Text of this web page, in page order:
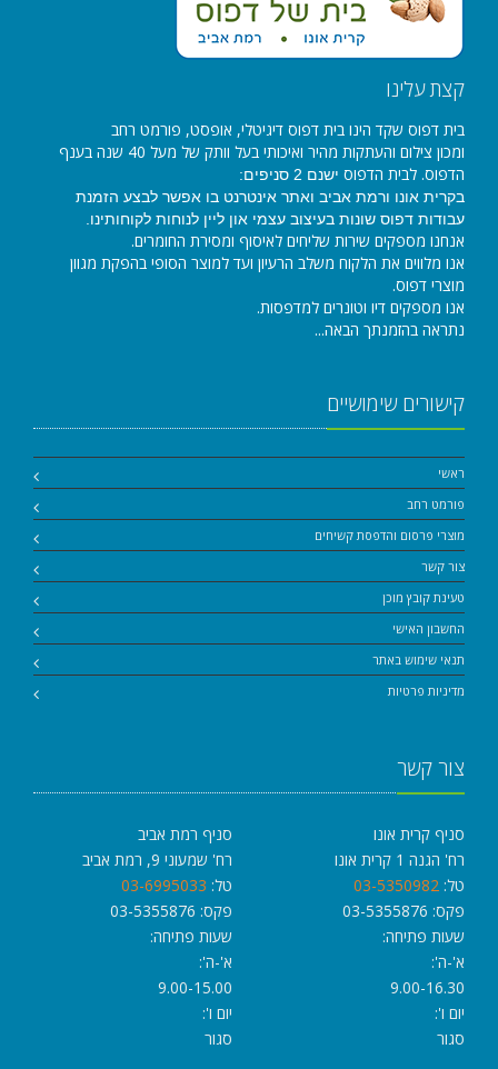
קצת עלינו
בית דפוס שקד הינו בית דפוס דיגיטלי, אופסט, פורמט רחב
ומכון צילום והעתקות מהיר ואיכותי בעל וותק של מעל 40 שנה בענף
הדפוס. לבית הדפוס ישנם 2 סניפים:
בקרית אונו ורמת אביב ואתר אינטרנט בו אפשר לבצע הזמנת
עבודות דפוס שונות בעיצוב עצמי און ליין לנוחות לקוחותינו.
אנחנו מספקים שירות שליחים לאיסוף ומסירת החומרים.
אנו מלווים את הלקוח משלב הרעיון ועד למוצר הסופי בהפקת מגוון
מוצרי דפוס.
אנו מספקים דיו וטונרים למדפסות.
נתראה בהזמנתך הבאה...
קישורים שימושיים
ראשי
פורמט רחב
מוצרי פרסום והדפסת קשיחים
צור קשר
טעינת קובץ מוכן
החשבון האישי
תנאי שימוש באתר
מדיניות פרטיות
צור קשר
סניף קרית אונו
רח' הגנה 1 קרית אונו
טל: 03-5350982
פקס: 03-5355876
שעות פתיחה:
א'-ה':
9.00-16.30
יום ו':
סגור
סניף רמת אביב
רח' שמעוני 9, רמת אביב
טל: 03-6995033
פקס: 03-5355876
שעות פתיחה:
א'-ה':
9.00-15.00
יום ו':
סגור